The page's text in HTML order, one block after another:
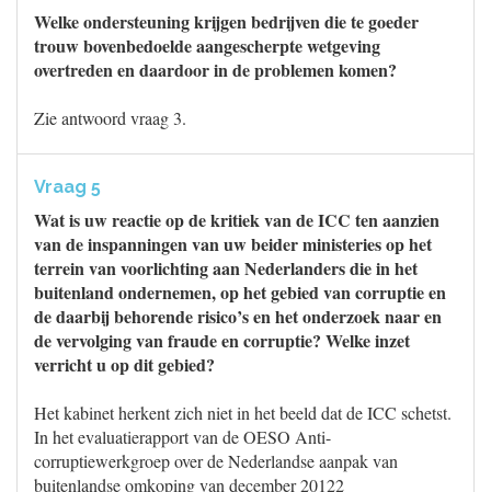
Welke ondersteuning krijgen bedrijven die te goeder
trouw bovenbedoelde aangescherpte wetgeving
overtreden en daardoor in de problemen komen?
Zie antwoord vraag 3.
Vraag 5
Wat is uw reactie op de kritiek van de ICC ten aanzien
van de inspanningen van uw beider ministeries op het
terrein van voorlichting aan Nederlanders die in het
buitenland ondernemen, op het gebied van corruptie en
de daarbij behorende risico’s en het onderzoek naar en
de vervolging van fraude en corruptie? Welke inzet
verricht u op dit gebied?
Het kabinet herkent zich niet in het beeld dat de ICC schetst.
In het evaluatierapport van de OESO Anti-
corruptiewerkgroep over de Nederlandse aanpak van
buitenlandse omkoping van december 20122